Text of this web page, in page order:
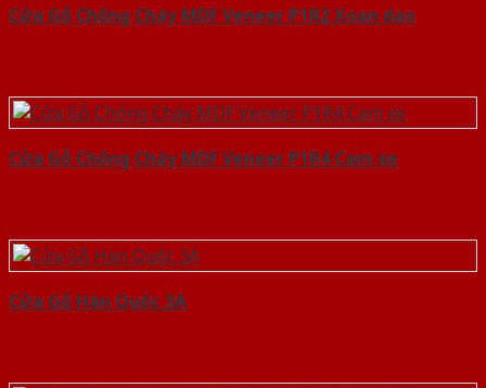
Cửa Gỗ Chống Cháy MDF Veneer P1R2 Xoan dao
Cửa Gỗ Chống Cháy MDF Veneer P1R4 Cam xe
Cửa Gỗ Hàn Quốc 3A